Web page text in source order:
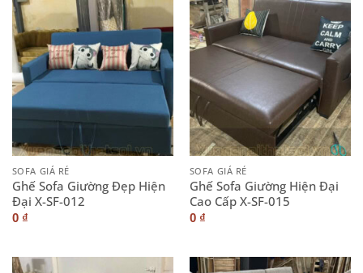
SOFA GIÁ RẺ
Ghế Sofa Giường Đẹp Hiện
Đại X-SF-012
0 ₫
SOFA GIÁ RẺ
Ghế Sofa Giường Hiện Đại
Cao Cấp X-SF-015
0 ₫